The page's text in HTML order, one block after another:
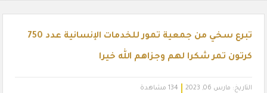
تبرع سخي من جمعية تمور للخدمات الإنسانية عدد 750
كرتون تمر شكرا لهم وجزاهم الله خيرا
التاريخ: مارس 06, 2023 134 مشاهدة